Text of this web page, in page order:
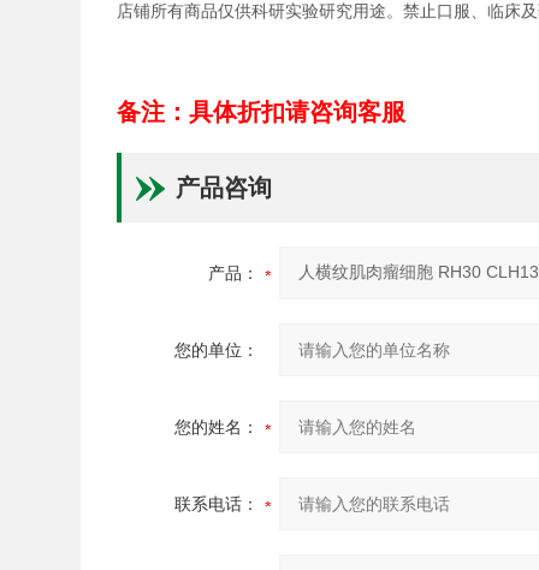
店铺所有商品仅供科研实验研究用途。禁止口服、临床
备注：具体折扣请咨询客服
产品咨询
产品：
您的单位：
您的姓名：
联系电话：